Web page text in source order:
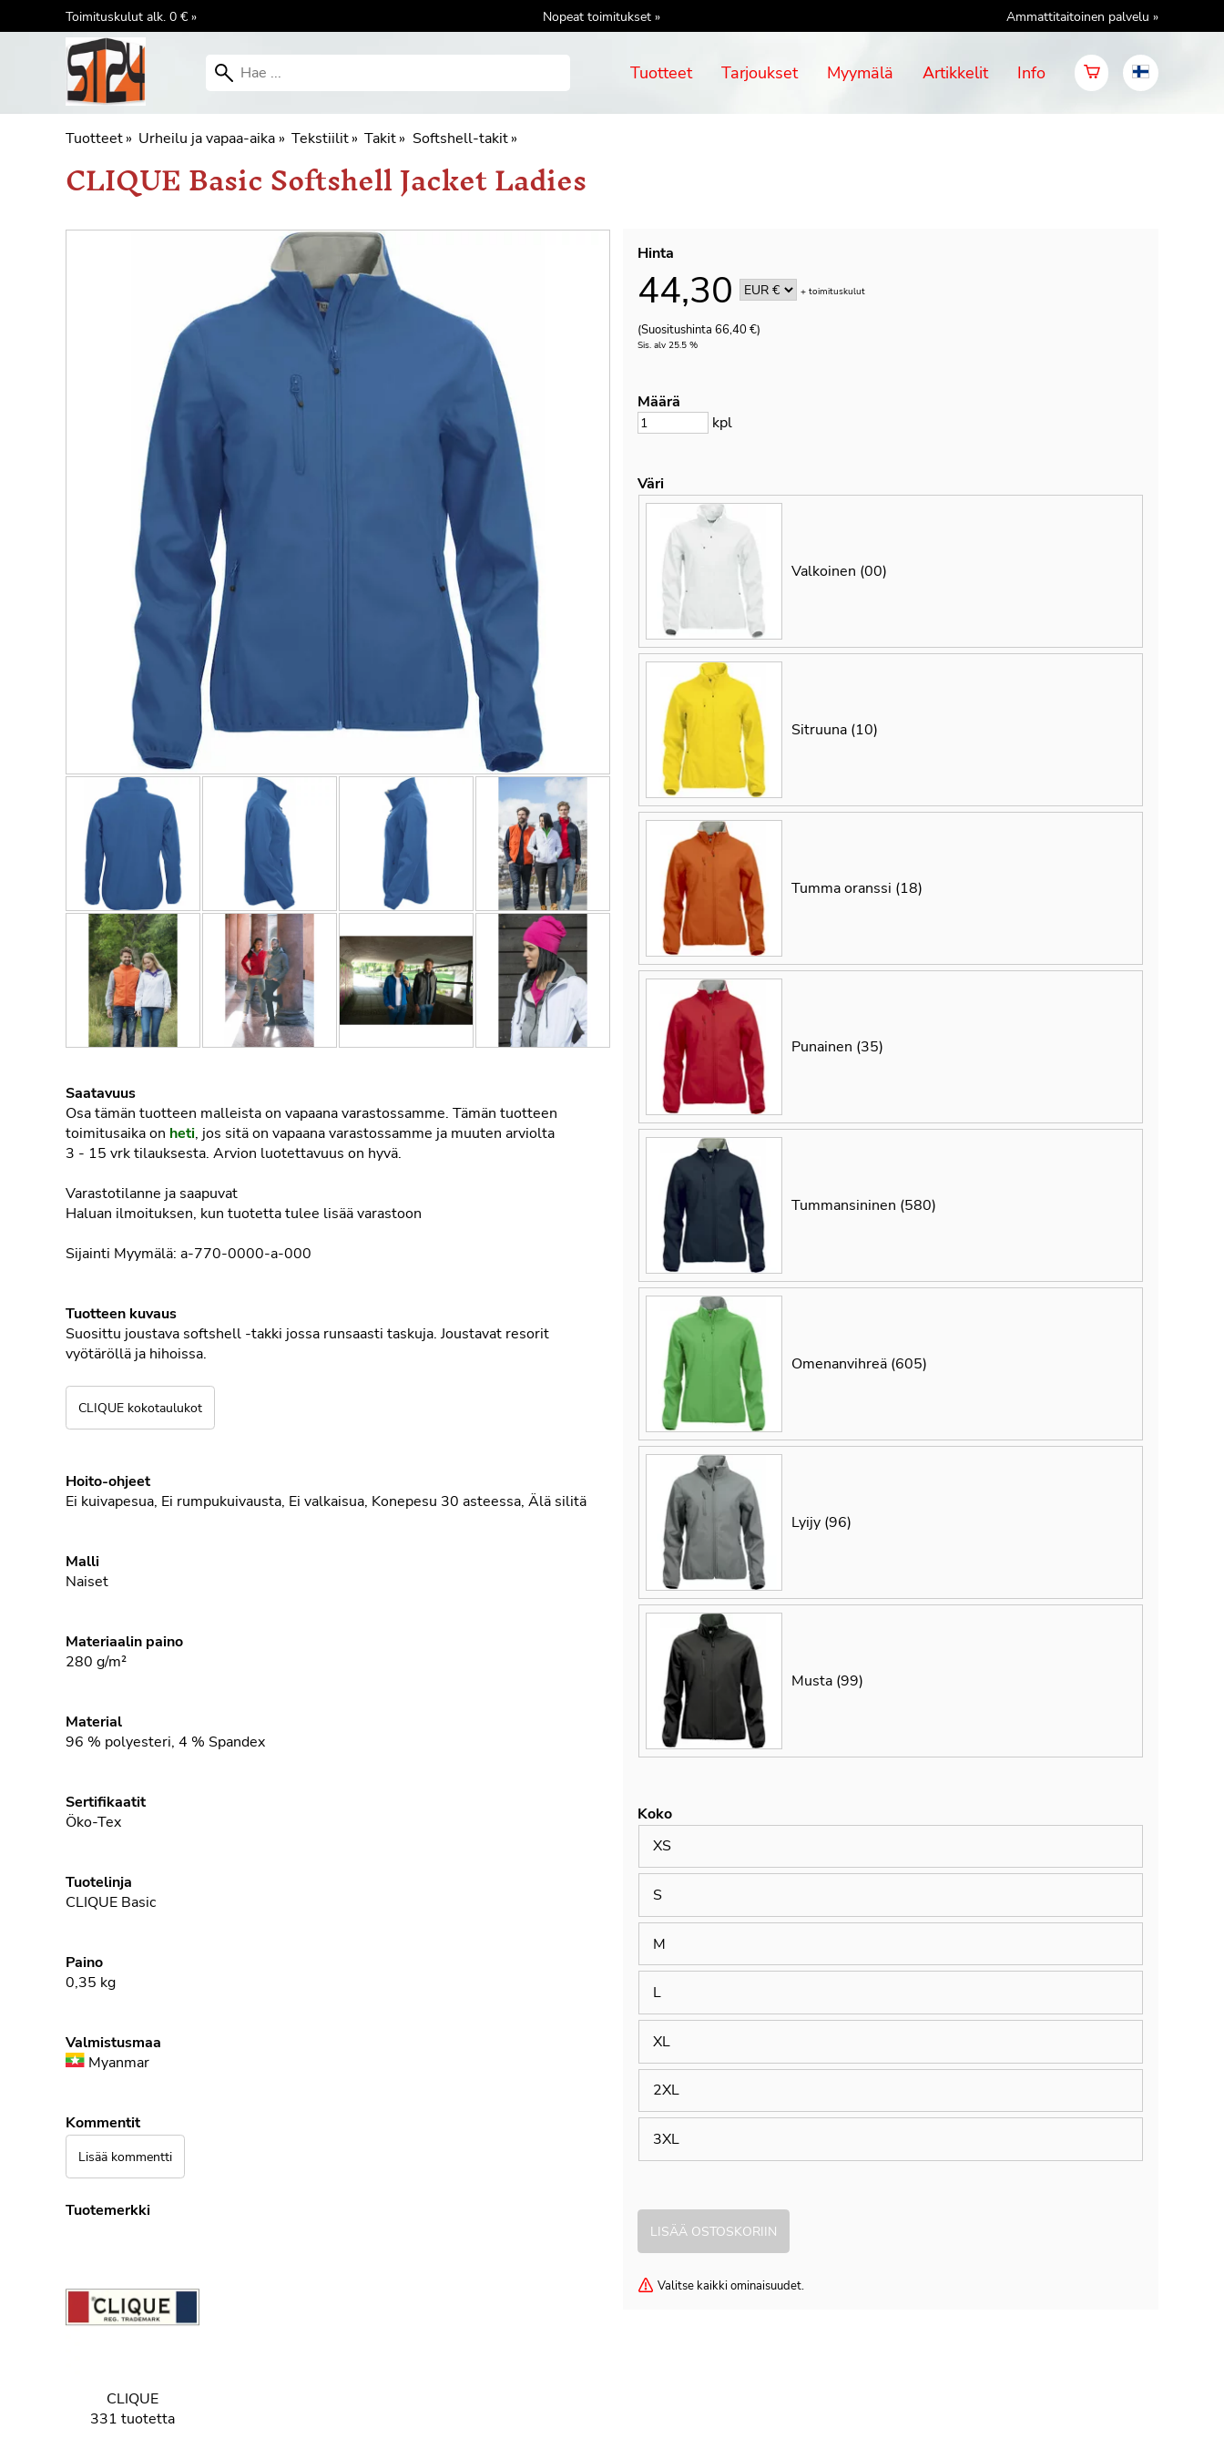
Toimituskulut alk. 0 € » Nopeat toimitukset » Ammattitaitoinen palvelu »
Tuotteet Tarjoukset Myymälä Artikkelit Info
Tuotteet‪» Urheilu ja vapaa-aika ‪» Tekstiilit‪» Takit‪» Softshell-takit ‪»
CLIQUEBasic Softshell Jacket Ladies
Hinta
44,30 +toimituskulut
(Suositushinta 66,40 €)
Sis. alv 25.5 %
Määrä
kpl
Väri
Valkoinen (00)
Sitruuna (10)
Tumma oranssi (18)
Punainen (35)
Tummansininen (580)
Omenanvihreä (605)
Lyijy (96)
Musta (99)
Koko
XS
S
M
L
XL
2XL
3XL
Valitse kaikki ominaisuudet.
Saatavuus
Osa tämän tuotteen malleista on vapaana varastossamme. Tämän tuotteen
toimitusaika on heti, jos sitä on vapaana varastossamme ja muuten arviolta
3 - 15 vrktilauksesta. Arvion luotettavuus on hyvä.
Varastotilanne ja saapuvat
Haluan ilmoituksen, kun tuotetta tulee lisää varastoon
Sijainti Myymälä: a-770-0000-a-000
Tuotteen kuvaus
Suosittu joustava softshell -takki jossa runsaasti taskuja. Joustavat resorit
vyötäröllä ja hihoissa.
CLIQUE kokotaulukot
Hoito-ohjeet
Ei kuivapesua, Ei rumpukuivausta, Ei valkaisua, Konepesu 30 asteessa, Älä silitä
Malli
Naiset
Materiaalin paino
280 g/m²
Material
96 % polyesteri, 4 % Spandex
Sertifikaatit
Öko-Tex
Tuotelinja
CLIQUE Basic
Paino
0,35 kg
Valmistusmaa
Myanmar
Kommentit
Lisää kommentti
Tuotemerkki
CLIQUE
331 tuotetta